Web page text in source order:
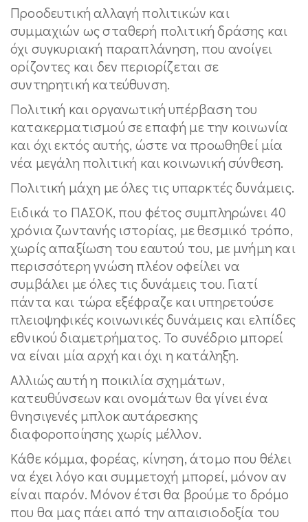
Προοδευτική αλλαγή πολιτικών και
συμμαχιών ως σταθερή πολιτική δράσης και
όχι συγκυριακή παραπλάνηση, που ανοίγει
ορίζοντες και δεν περιορίζεται σε
συντηρητική κατεύθυνση.
Πολιτική και οργανωτική υπέρβαση του
κατακερματισμού σε επαφή με την κοινωνία
και όχι εκτός αυτής, ώστε να προωθηθεί μία
νέα μεγάλη πολιτική και κοινωνική σύνθεση.
Πολιτική μάχη με όλες τις υπαρκτές δυνάμεις.
Ειδικά το ΠΑΣΟΚ, που φέτος συμπληρώνει 40
χρόνια ζωντανής ιστορίας, με θεσμικό τρόπο,
χωρίς απαξίωση του εαυτού του, με μνήμη και
περισσότερη γνώση πλέον οφείλει να
συμβάλει με όλες τις δυνάμεις του. Γιατί
πάντα και τώρα εξέφραζε και υπηρετούσε
πλειοψηφικές κοινωνικές δυνάμεις και ελπίδες
εθνικού διαμετρήματος. Το συνέδριο μπορεί
να είναι μία αρχή και όχι η κατάληξη.
Αλλιώς αυτή η ποικιλία σχημάτων,
κατευθύνσεων και ονομάτων θα γίνει ένα
θνησιγενές μπλοκ αυτάρεσκης
διαφοροποίησης χωρίς μέλλον.
Κάθε κόμμα, φορέας, κίνηση, άτομο που θέλει
να έχει λόγο και συμμετοχή μπορεί, μόνον αν
είναι παρόν. Μόνον έτσι θα βρούμε το δρόμο
που θα μας πάει από την απαισιοδοξία του